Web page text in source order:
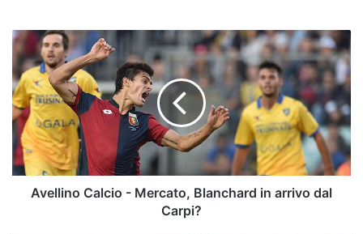
Avellino
Calcio
Mercato,
Blanchard
in
arrivo
dal
Carpi?
Avellino Calcio - Mercato, Blanchard in arrivo dal
Carpi?